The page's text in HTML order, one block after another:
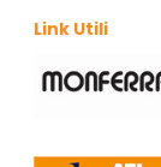
Link Utili